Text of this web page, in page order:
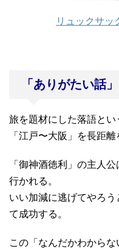
リュックサッ
「ありがたい話
旅を題材にした落語と
「江戸〜大阪」を長距
「御神酒徳利」の主人
行かれる。
いい加減に逃げてやろ
て成功する。
この「なんだかわから